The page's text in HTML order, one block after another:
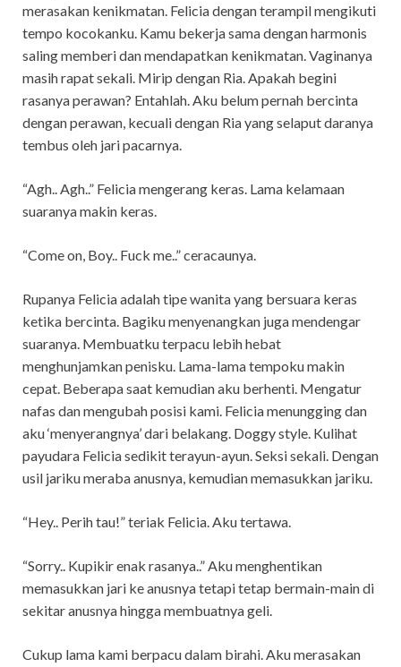
merasakan kenikmatan. Felicia dengan terampil mengikuti
tempo kocokanku. Kamu bekerja sama dengan harmonis
saling memberi dan mendapatkan kenikmatan. Vaginanya
masih rapat sekali. Mirip dengan Ria. Apakah begini
rasanya perawan? Entahlah. Aku belum pernah bercinta
dengan perawan, kecuali dengan Ria yang selaput daranya
tembus oleh jari pacarnya.
“Agh.. Agh..” Felicia mengerang keras. Lama kelamaan
suaranya makin keras.
“Come on, Boy.. Fuck me..” ceracaunya.
Rupanya Felicia adalah tipe wanita yang bersuara keras
ketika bercinta. Bagiku menyenangkan juga mendengar
suaranya. Membuatku terpacu lebih hebat
menghunjamkan penisku. Lama-lama tempoku makin
cepat. Beberapa saat kemudian aku berhenti. Mengatur
nafas dan mengubah posisi kami. Felicia menungging dan
aku ‘menyerangnya’ dari belakang. Doggy style. Kulihat
payudara Felicia sedikit terayun-ayun. Seksi sekali. Dengan
usil jariku meraba anusnya, kemudian memasukkan jariku.
“Hey.. Perih tau!” teriak Felicia. Aku tertawa.
“Sorry.. Kupikir enak rasanya..” Aku menghentikan
memasukkan jari ke anusnya tetapi tetap bermain-main di
sekitar anusnya hingga membuatnya geli.
Cukup lama kami berpacu dalam birahi. Aku merasakan